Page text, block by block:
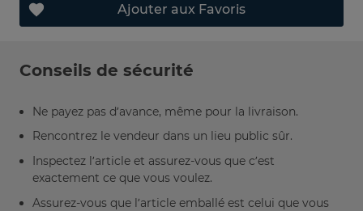
Ajouter aux Favoris
Conseils de sécurité
Ne payez pas d’avance, même pour la livraison.
Rencontrez le vendeur dans un lieu public sûr.
Inspectez l’article et assurez-vous que c’est
exactement ce que vous voulez.
Assurez-vous que l’article emballé est celui que vous